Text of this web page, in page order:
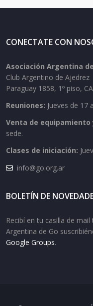
CONECTATE CON
Asociación Argentina
Club Argentino de Ajedrez
Paraguay 1858, 1º piso,
Reuniones: Jueves de 17
Venta de equipamiento
sede.
Clases de iniciación:
info@go.org.ar
BOLETÍN DE
Recibí en tu casilla de
Argentina de Go
Google Groups.